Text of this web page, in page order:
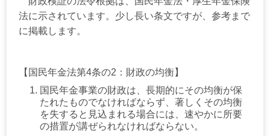
法に示されています。少し長い条文ですが、参考まで
に掲載します。
【国民年金法第4条の2：財政の均衡】
国民年金事業の財政は、長期的にその均衡が保
たれたものでなければならず、著しくその均衡
を失すると見込まれる場合には、速やかに所要
の措置が講ぜられなければならない。